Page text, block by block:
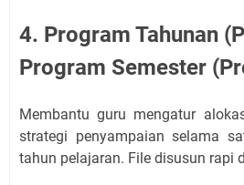
4. Program Tahunan
Program Semester
Membantu guru mengatur
strategi penyampaian selama
tahun pelajaran. File disusun rapi